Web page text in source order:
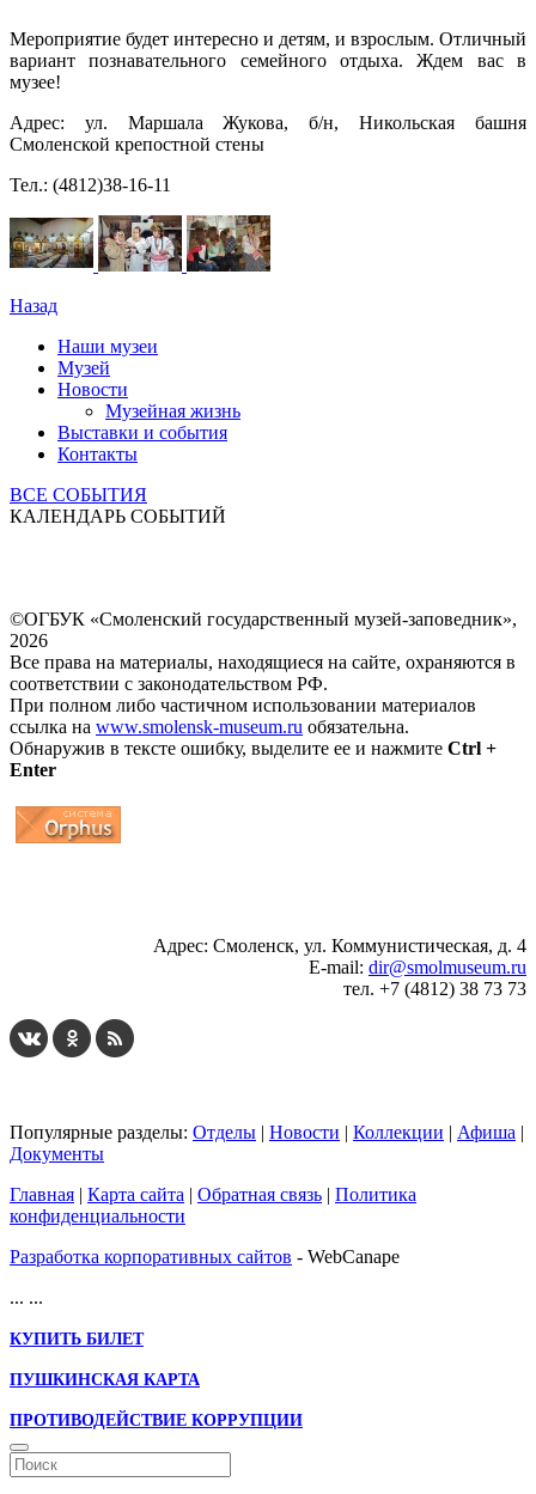
Мероприятие будет интересно и детям, и взрослым. Отличный
вариант познавательного семейного отдыха. Ждем вас в
музее!
Адрес: ул. Маршала Жукова, б/н, Никольская башня
Смоленской крепостной стены
Тел.: (4812)38-16-11
Назад
Наши музеи
Музей
Новости
Музейная жизнь
Выставки и события
Контакты
ВСЕ СОБЫТИЯ
КАЛЕНДАРЬ СОБЫТИЙ
©ОГБУК «Смоленский государственный музей-заповедник»,
2026
Все права на материалы, находящиеся на сайте, охраняются в
соответствии с законодательством РФ.
При полном либо частичном использовании материалов
ссылка на www.smolensk-museum.ru обязательна.
Обнаружив в тексте ошибку, выделите ее и нажмите Ctrl +
Enter
Адрес: Смоленск, ул. Коммунистическая, д. 4
E-mail: dir@smolmuseum.ru
тел. +7 (4812) 38 73 73
Популярные разделы: Отделы | Новости | Коллекции | Афиша |
Документы
Главная | Карта сайта | Обратная связь | Политика
конфиденциальности
Разработка корпоративных сайтов - WebCanape
... ...
КУПИТЬ БИЛЕТ
ПУШКИНСКАЯ КАРТА
ПРОТИВОДЕЙСТВИЕ КОРРУПЦИИ